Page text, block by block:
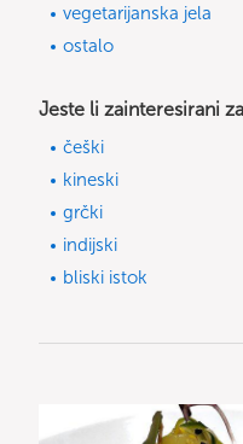
vegetarijanska jela
ostalo
Jeste li zainteresirani
češki
kineski
grčki
indijski
bliski istok